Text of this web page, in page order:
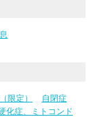
限定）
自閉症
化症、ミトコンド